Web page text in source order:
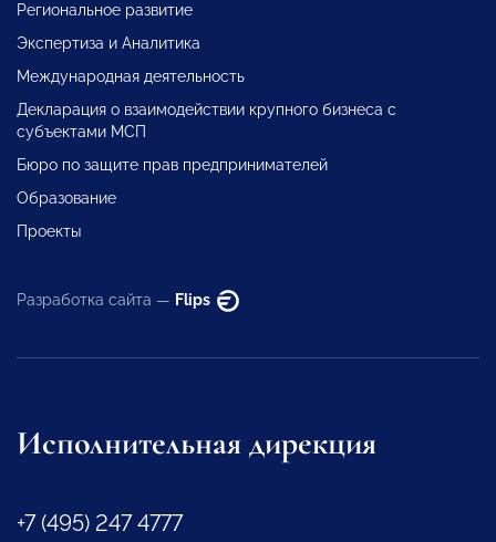
Региональное развитие
Экспертиза и Аналитика
Международная деятельность
Декларация о взаимодействии крупного бизнеса с
субъектами МСП
Бюро по защите прав предпринимателей
Образование
Проекты
Разработка сайта — Flips
Исполнительная дирекция
+7 (495) 247 4777